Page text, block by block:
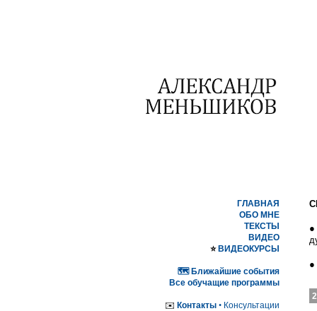
●
●
ГЛАВНАЯ
ОБО МНЕ
ТЕКСТЫ
ВИДЕО
⭐️ ВИДЕОКУРСЫ
🗺 Ближайшие события
Все обучащие программы
✉️ Контакты • Консультации